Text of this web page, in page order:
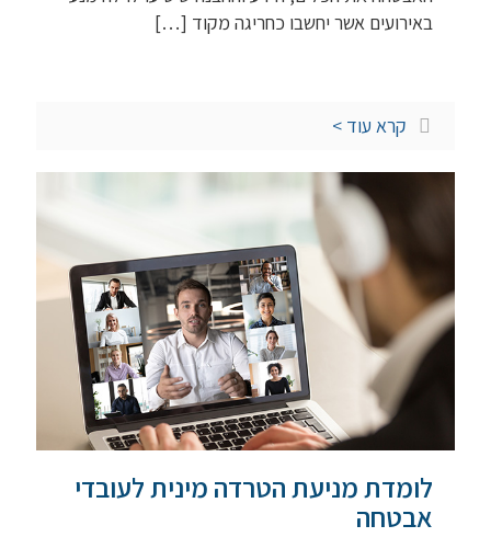
באירועים אשר יחשבו כחריגה מקוד […]
קרא עוד >
לומדת מניעת הטרדה מינית לעובדי
אבטחה